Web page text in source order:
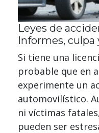
Leyes de
Informes, culpa
Si tiene una
probable que en
experimente un
automovilístico.
ni víctimas
pueden ser